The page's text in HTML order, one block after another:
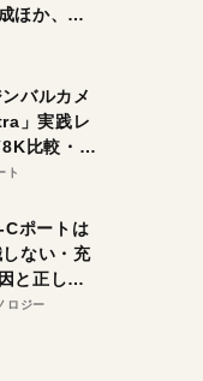
ほか、期
5選。
こ！
バルカメ
」実践レ
比較・ズ
をチェッ
ト
Cポートは
ない・充
と正しい
ロジー